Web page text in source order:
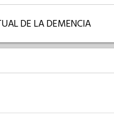
DE LA DEMENCIA